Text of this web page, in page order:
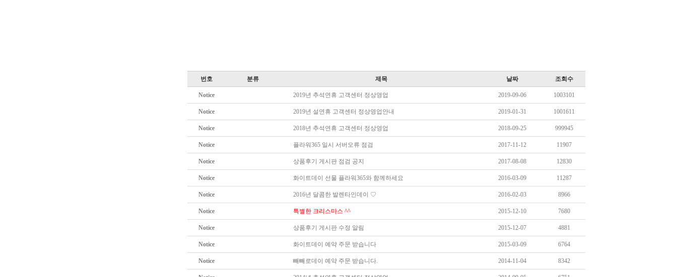
번호 분류 제목 날짜 조회수
Notice 2019년 추석연휴 고객센터 정상영업 2019-09-06 1003101
Notice 2019년 설연휴 고객센터 정상영업안내 2019-01-31 1001611
Notice 2018년 추석연휴 고객센터 정상영업 2018-09-25 999945
Notice 플라워365 일시 서버오류 점검 2017-11-12 11907
Notice 상품후기 게시판 점검 공지 2017-08-08 12830
Notice 화이트데이 선물 플라워365와 함께하세요 2016-03-09 11287
Notice 2016년 달콤한 발렌타인데이 ♡ 2016-02-03 8966
Notice 특별한 크리스마스 ^^ 2015-12-10 7680
Notice 상품후기 게시판 수정 알림 2015-12-07 4881
Notice 화이트데이 예약 주문 받습니다 2015-03-09 6764
Notice 빼빼로데이 예약 주문 받습니다. 2014-11-04 8342